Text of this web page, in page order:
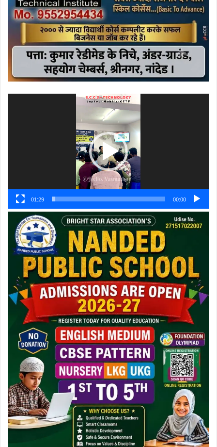
00:00
01:29